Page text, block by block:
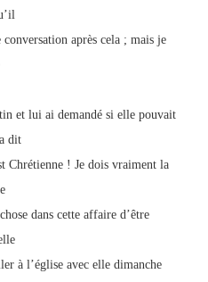
après cela ; mais je
et lui ai demandé si elle pouvait
dit
Chrétienne ! Je dois vraiment la
dans cette affaire d’être
à l’église avec elle dimanche